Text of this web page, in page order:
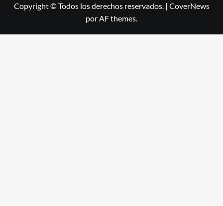
Copyright © Todos los derechos reservados. | CoverNews
por AF themes.